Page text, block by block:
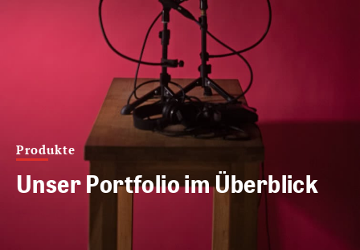
Produkte
Unser Portfolio im Überblick